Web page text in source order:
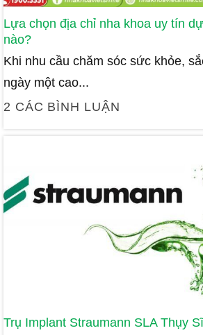
Lựa chọn địa chỉ nha khoa uy tín
nào?
Khi nhu cầu chăm sóc sức khỏe,
ngày một cao...
2 CÁC BÌNH LUẬN
Trụ Implant Straumann SLA Thụy